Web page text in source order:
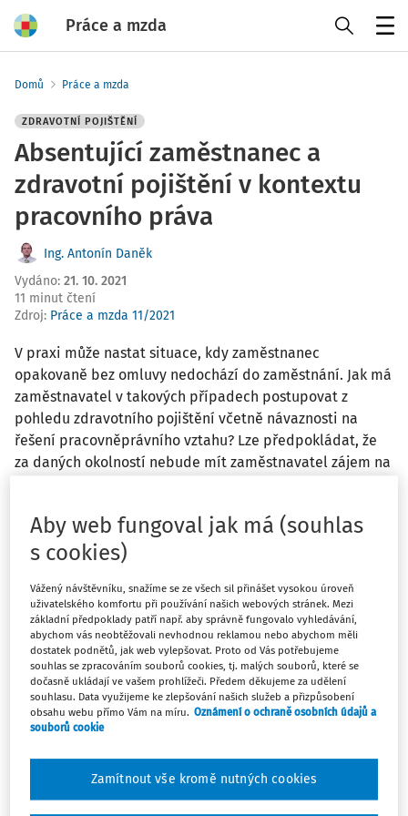
Práce a mzda
Domů Práce a mzda
ZDRAVOTNÍ POJIŠTĚNÍ
Absentující zaměstnanec a
zdravotní pojištění v kontextu
pracovního práva
Ing. Antonín Daněk
Vydáno: 21. 10. 2021
11 minut čtení
Zdroj: Práce a mzda 11/2021
V praxi může nastat situace, kdy zaměstnanec
opakovaně bez omluvy nedochází do zaměstnání. Jak má
zaměstnavatel v takových případech postupovat z
pohledu zdravotního pojištění včetně návaznosti na
řešení pracovněprávního vztahu? Lze předpokládat, že
za daných okolností nebude mít zaměstnavatel zájem na
by z hlediska zdravotního pojištění postupovat v souladu
s platnou právní úpravou.
Bez ohledu na riziko pracovněprávního sporu musí
zaměstnavatel řešit v souvislosti se skončením pracovního
poměru i problematiku zdravotního pojištění s těmito
základními povinnostmi zaměstnavatele:
řádně splnit oznamovací povinost, tedy odhlásit
zaměstnance u zdravotní pojišťovny (bude-li u
důvod oznamovat její ukončení) a
zabezpečit odvod pojistného podle zákona v tom
Aby web fungoval jak má (souhlas
s cookies)
Vážený návštěvníku, snažíme se ze všech sil přinášet vysokou úroveň
uživatelského komfortu při používání našich webových stránek. Mezi
základní předpoklady patří např. aby správně fungovalo vyhledávání,
abychom vás neobtěžovali nevhodnou reklamou nebo abychom měli
dostatek podnětů, jak web vylepšovat. Proto od Vás potřebujeme
souhlas se zpracováním souborů cookies, tj. malých souborů, které se
dočasně ukládají ve vašem prohlížeči. Předem děkujeme za udělení
souhlasu. Data využijeme ke zlepšování našich služeb a přizpůsobení
obsahu webu přímo Vám na míru. Oznámení o ochraně osobních údajů a
souborů cookie
Zamítnout vše kromě nutných cookies